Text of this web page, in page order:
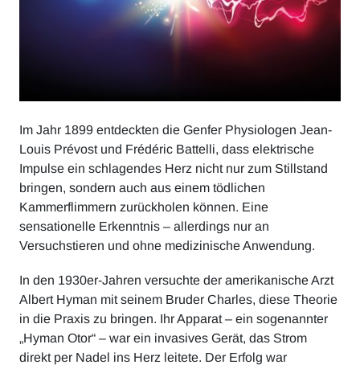
Im Jahr 1899 entdeckten die Genfer Physiologen Jean-
Louis Prévost und Frédéric Battelli, dass elektrische
Impulse ein schlagendes Herz nicht nur zum Stillstand
bringen, sondern auch aus einem tödlichen
Kammerflimmern zurückholen können. Eine
sensationelle Erkenntnis – allerdings nur an
Versuchstieren und ohne medizinische Anwendung.
In den 1930er-Jahren versuchte der amerikanische Arzt
Albert Hyman mit seinem Bruder Charles, diese Theorie
in die Praxis zu bringen. Ihr Apparat – ein sogenannter
„Hyman Otor“ – war ein invasives Gerät, das Strom
direkt per Nadel ins Herz leitete. Der Erfolg war